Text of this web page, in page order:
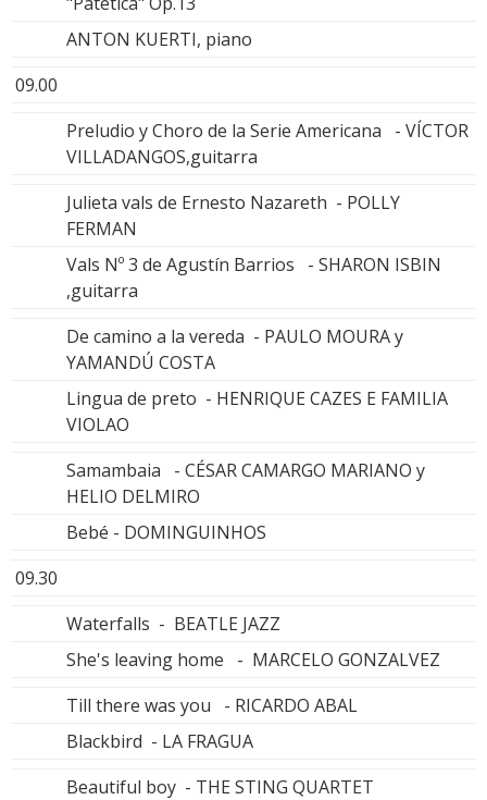
ANTON KUERTI, piano
09.00
Preludio y Choro de la Serie Americana - VÍCTOR
VILLADANGOS,guitarra
Julieta vals de Ernesto Nazareth - POLLY
FERMAN
Vals Nº 3 de Agustín Barrios - SHARON ISBIN
,guitarra
De camino a la vereda - PAULO MOURA y
YAMANDÚ COSTA
Lingua de preto - HENRIQUE CAZES E FAMILIA
VIOLAO
Samambaia - CÉSAR CAMARGO MARIANO y
HELIO DELMIRO
Bebé - DOMINGUINHOS
09.30
Waterfalls - BEATLE JAZZ
She's leaving home - MARCELO GONZALVEZ
Till there was you - RICARDO ABAL
Blackbird - LA FRAGUA
Beautiful boy - THE STING QUARTET